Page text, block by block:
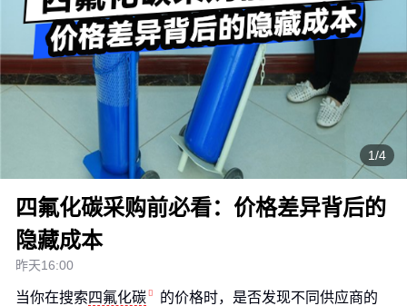
1/4
四氟化碳采购前必看：价格差异背后的
隐藏成本
昨天16:00
当你在搜索四氟化碳
的价格时，是否发现不同供应商的